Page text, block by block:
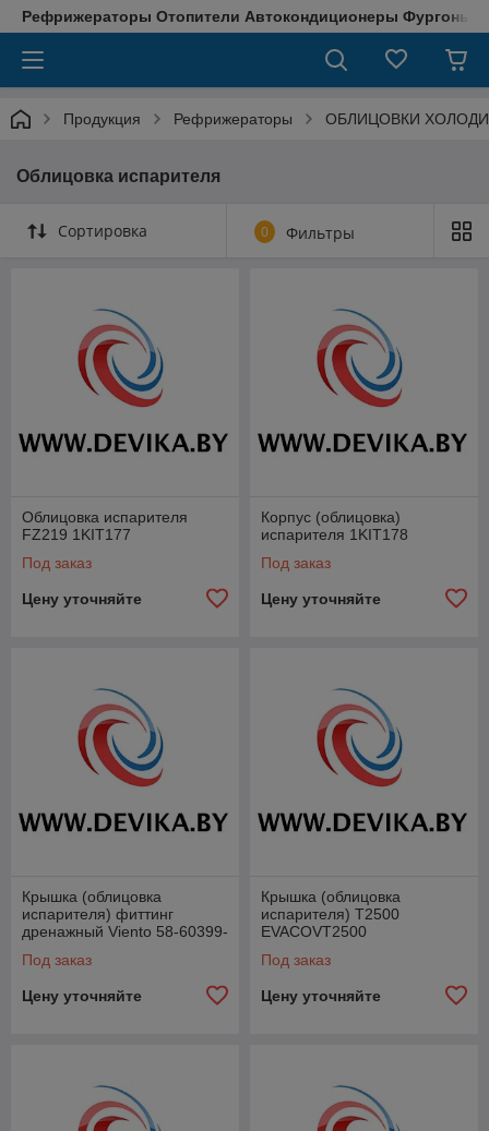
Рефрижераторы Отопители Автокондиционеры Фургоны
Продукция Рефрижераторы ОБЛИЦОВКИ
Облицовка испарителя
Сортировка 0 Фильтры
Облицовка испарителя
FZ219 1KIT177
Под заказ
Цену уточняйте
Корпус (облицовка)
испарителя 1KIT178
Под заказ
Цену уточняйте
Крышка (облицовка
испарителя) фиттинг
дренажный Viento 58-60399-
Под заказ
Цену уточняйте
Крышка (облицовка
испарителя) Т2500
EVACOVT2500
Под заказ
Цену уточняйте